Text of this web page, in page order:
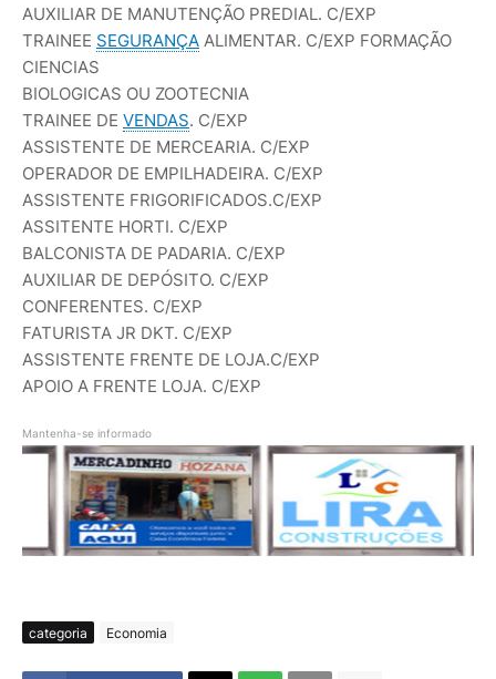
AUXILIAR DE MANUTENÇÃO PREDIAL. C/EXP
TRAINEE SEGURANÇA ALIMENTAR. C/EXP FORMAÇÃO
CIENCIAS
BIOLOGICAS OU ZOOTECNIA
TRAINEE DE VENDAS. C/EXP
ASSISTENTE DE MERCEARIA. C/EXP
OPERADOR DE EMPILHADEIRA. C/EXP
ASSISTENTE FRIGORIFICADOS.C/EXP
ASSITENTE HORTI. C/EXP
BALCONISTA DE PADARIA. C/EXP
AUXILIAR DE DEPÓSITO. C/EXP
CONFERENTES. C/EXP
FATURISTA JR DKT. C/EXP
ASSISTENTE FRENTE DE LOJA.C/EXP
APOIO A FRENTE LOJA. C/EXP
Mantenha-se informado
categoria Economia